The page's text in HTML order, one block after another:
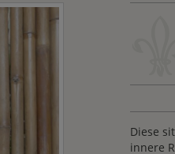
Diese
innere